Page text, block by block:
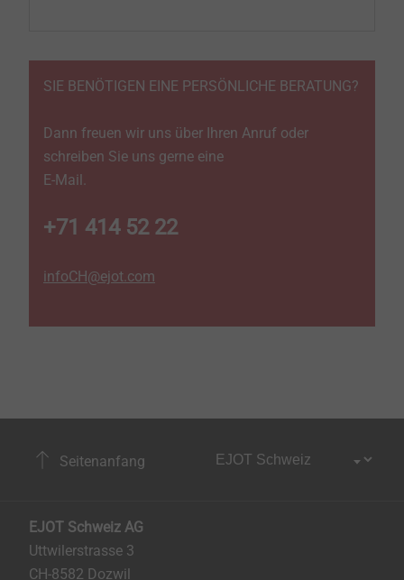
SIE BENÖTIGEN EINE PERSÖNLICHE BERATUNG?
Dann freuen wir uns über Ihren Anruf oder
schreiben Sie uns gerne eine
E-Mail.
+71 414 52 22
infoCH@ejot.com
Seitenanfang
EJOT Schweiz AG
Uttwilerstrasse 3
CH-8582 Dozwil